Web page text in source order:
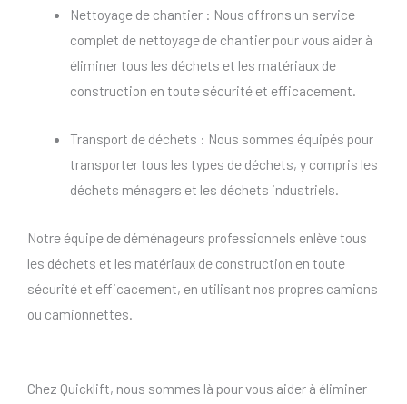
Nettoyage de chantier : Nous offrons un service
complet de nettoyage de chantier pour vous aider à
éliminer tous les déchets et les matériaux de
construction en toute sécurité et efficacement.
Transport de déchets : Nous sommes équipés pour
transporter tous les types de déchets, y compris les
déchets ménagers et les déchets industriels.
Notre équipe de déménageurs professionnels enlève tous
les déchets et les matériaux de construction en toute
sécurité et efficacement, en utilisant nos propres camions
ou camionnettes.
Chez Quicklift, nous sommes là pour vous aider à éliminer